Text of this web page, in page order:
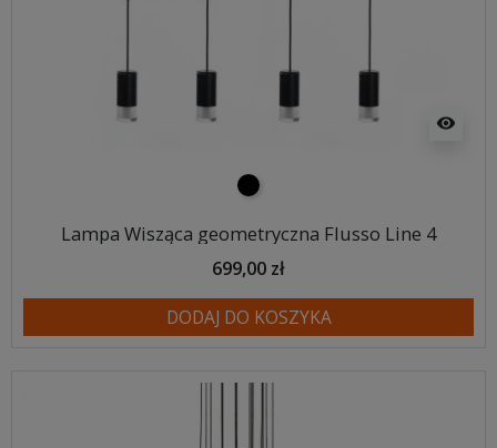
visibility
czarny
Lampa Wisząca geometryczna Flusso Line 4
699,00 zł
DODAJ DO KOSZYKA